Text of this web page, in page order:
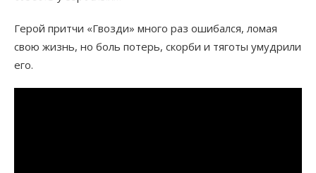
Герой притчи «Гвозди» много раз ошибался, ломая
свою жизнь, но боль потерь, скорби и тяготы умудрили
его.